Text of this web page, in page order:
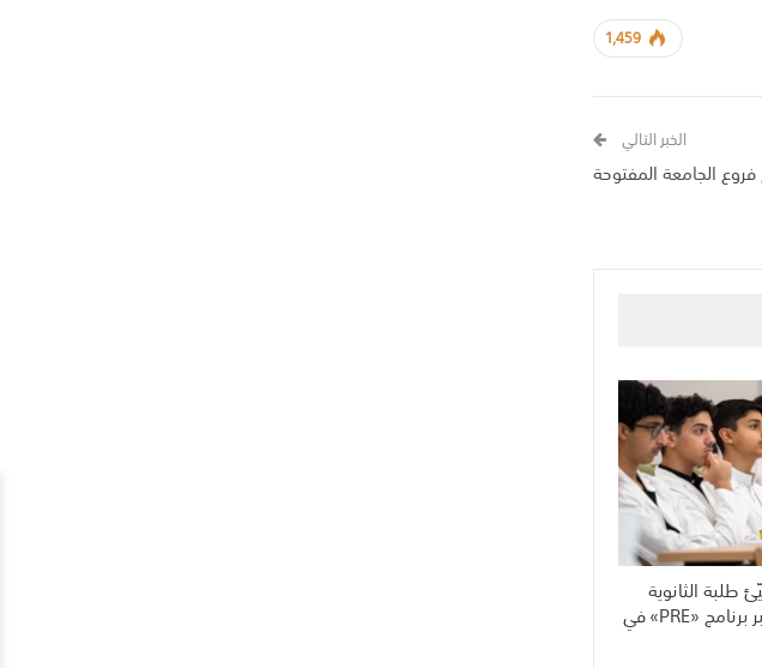
1,459
الخبر التالي
فروع الجامعة المفتوحة
طلبة الثانوية
للحياة الجامعية عبر برنامج «PRE» في